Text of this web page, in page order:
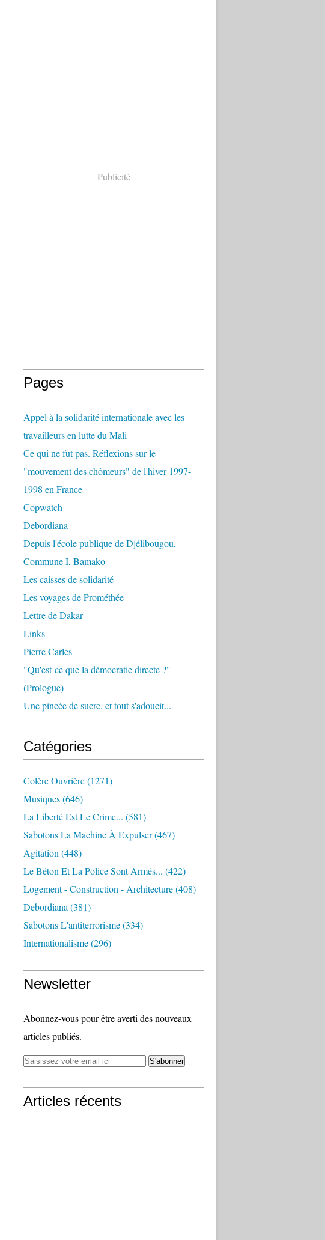
Publicité
Pages
Appel à la solidarité internationale avec les
travailleurs en lutte du Mali
Ce qui ne fut pas. Réflexions sur le
"mouvement des chômeurs" de l'hiver 1997-
1998 en France
Copwatch
Debordiana
Depuis l'école publique de Djélibougou,
Commune I, Bamako
Les caisses de solidarité
Les voyages de Prométhée
Lettre de Dakar
Links
Pierre Carles
"Qu'est-ce que la démocratie directe ?"
(Prologue)
Une pincée de sucre, et tout s'adoucit...
Catégories
Colère Ouvrière(1271)
Musiques(646)
La Liberté Est Le Crime... (581)
Sabotons La Machine À Expulser(467)
Agitation (448)
Le Béton Et La Police Sont Armés... (422)
Logement - Construction - Architecture(408)
Debordiana (381)
Sabotons L'antiterrorisme(334)
Internationalisme(296)
Newsletter
Abonnez-vous pour être averti des nouveaux
articles publiés.
Articles récents